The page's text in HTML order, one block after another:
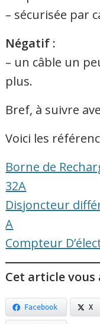
– sécurisée par
Négatif :
– un câble un
plus.
Bref, à suivre
Voici les
Borne de
32A
Disjoncteur
A
Compteur
Cet article vous
Facebook X